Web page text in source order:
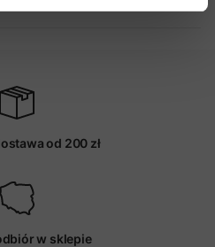
od 200 zł
w sklepie